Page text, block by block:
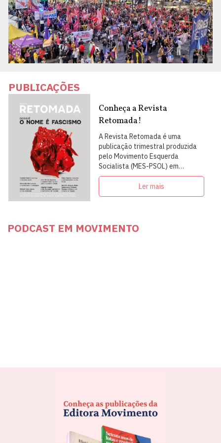
PUBLICAÇÕES
Conheça a Revista
Retomada!
A Revista Retomada é uma
publicação trimestral produzida
pelo Movimento Esquerda
Socialista (MES-PSOL) em
articulação com intelectuais,
militantes e artistas
Ler mais
PODCAST EM MOVIMENTO